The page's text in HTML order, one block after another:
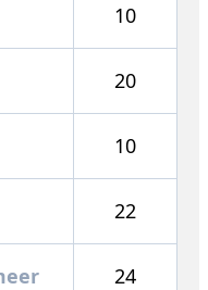
10
20
10
22
24